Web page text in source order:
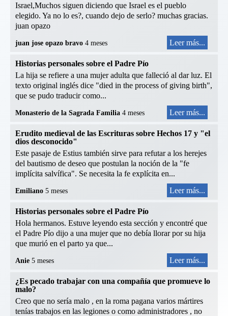
Israel,Muchos siguen diciendo que Israel es el pueblo
elegido. Ya no lo es?, cuando dejo de serlo? muchas gracias.
juan opazo
juan jose opazo bravo 4 meses Leer más...
Historias personales sobre el Padre Pío
La hija se refiere a una mujer adulta que falleció al dar luz. El
texto original inglés dice "died in the process of giving birth",
que se pudo traducir como...
Monasterio de la Sagrada Familia 4 meses Leer más...
Erudito medieval de las Escrituras sobre Hechos 17 y "el
dios desconocido"
Este pasaje de Estius también sirve para refutar a los herejes
del bautismo de deseo que postulan la noción de la "fe
implícita salvífica". Se necesita la fe explícita en...
Emiliano 5 meses Leer más...
Historias personales sobre el Padre Pío
Hola hermanos. Estuve leyendo esta sección y encontré que
el Padre Pío dijo a una mujer que no debía llorar por su hija
que murió en el parto ya que...
Anie 5 meses Leer más...
¿Es pecado trabajar con una compañía que promueve lo
malo?
Creo que no sería malo , en la roma pagana varios mártires
tenías trabajos en las legiones o como administradores , no